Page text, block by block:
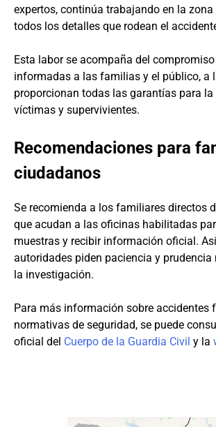
expertos, continúa trabajando en la zona
todos los detalles que rodean el
Esta labor se acompaña del
informadas a las familias y el público, a
proporcionan todas las garantías para
víctimas y supervivientes.
Recomendaciones para
ciudadanos
Se recomienda a los familiares directos
que acudan a las oficinas habilitadas
muestras y recibir información oficial.
autoridades piden paciencia y prudencia
la investigación.
Para más información sobre accidentes
normativas de seguridad, se puede
oficial del Cuerpo de la Guardia Civil y la